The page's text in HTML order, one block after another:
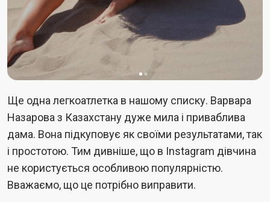
Ще одна легкоатлетка в нашому списку. Варвара
Назарова з Казахстану дуже мила і приваблива
дама. Вона підкуповує як своїми результатами, так
і простотою. Тим дивніше, що в Instagram дівчина
не користується особливою популярністю.
Вважаємо, що це потрібно виправити.